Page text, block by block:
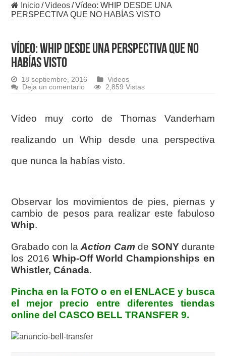
Inicio/Videos/Vídeo: WHIP DESDE UNA
PERSPECTIVA QUE NO HABÍAS VISTO
Vídeo: WHIP DESDE UNA PERSPECTIVA QUE NO
HABÍAS VISTO
18 septiembre, 2016
Videos
Deja un comentario
2,859 Vistas
Vídeo muy corto de Thomas Vanderham
realizando un Whip desde una perspectiva
que nunca la habías visto.
Observar los movimientos de pies, piernas y
cambio de pesos para realizar este fabuloso
Whip.
Grabado con laAction Cam de SONY durante
los 2016 Whip-Off World Championships en
Whistler, Cánada.
Pincha en la FOTO o en el ENLACE y busca
el mejor precio entre diferentes tiendas
online del CASCO BELL TRANSFER 9.